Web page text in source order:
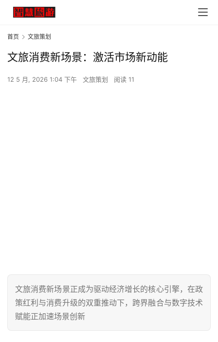
首页 文旅策划
文旅消费新场景：激活市场新动能
12 5 月, 2026 1:04 下午 文旅策划 阅读 11
文旅消费新场景正成为驱动经济增长的核心引擎，在政
策红利与消费升级的双重推动下，跨界融合与数字技术
赋能正加速场景创新